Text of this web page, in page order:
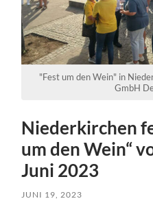
"Fest um den Wein" in
GmbH
Niederkirchen
um den Wein“
Juni 2023
JUNI 19, 2023